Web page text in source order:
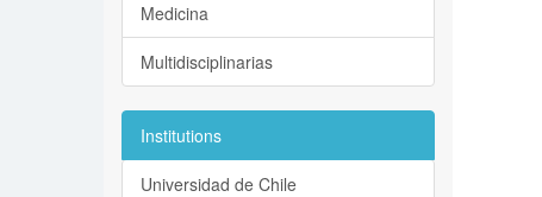
Medicina
Multidisciplinarias
Institutions
Universidad de Chile